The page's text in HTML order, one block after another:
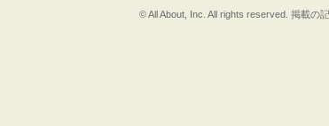
© All About, Inc. All rights reserved. 掲載の